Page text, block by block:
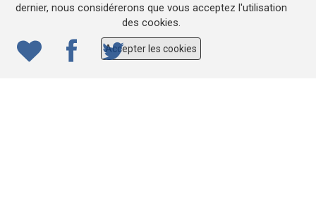
© 2022ONE.be– Production : Dew production – Tous
droits réservés – Webdesign: Lokidor
dernier, nous considérerons que vous acceptez l'utilisation
des cookies.
Accepter les cookies